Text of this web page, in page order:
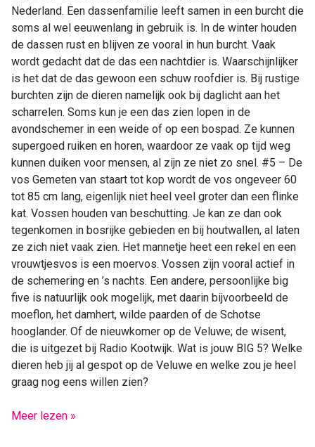
Nederland. Een dassenfamilie leeft samen in een burcht die
soms al wel eeuwenlang in gebruik is. In de winter houden
de dassen rust en blijven ze vooral in hun burcht. Vaak
wordt gedacht dat de das een nachtdier is. Waarschijnlijker
is het dat de das gewoon een schuw roofdier is. Bij rustige
burchten zijn de dieren namelijk ook bij daglicht aan het
scharrelen. Soms kun je een das zien lopen in de
avondschemer in een weide of op een bospad. Ze kunnen
supergoed ruiken en horen, waardoor ze vaak op tijd weg
kunnen duiken voor mensen, al zijn ze niet zo snel. #5 – De
vos Gemeten van staart tot kop wordt de vos ongeveer 60
tot 85 cm lang, eigenlijk niet heel veel groter dan een flinke
kat. Vossen houden van beschutting. Je kan ze dan ook
tegenkomen in bosrijke gebieden en bij houtwallen, al laten
ze zich niet vaak zien. Het mannetje heet een rekel en een
vrouwtjesvos is een moervos. Vossen zijn vooral actief in
de schemering en ’s nachts. Een andere, persoonlijke big
five is natuurlijk ook mogelijk, met daarin bijvoorbeeld de
moeflon, het damhert, wilde paarden of de Schotse
hooglander. Of de nieuwkomer op de Veluwe; de wisent,
die is uitgezet bij Radio Kootwijk. Wat is jouw BIG 5? Welke
dieren heb jij al gespot op de Veluwe en welke zou je heel
graag nog eens willen zien?
Meer lezen »